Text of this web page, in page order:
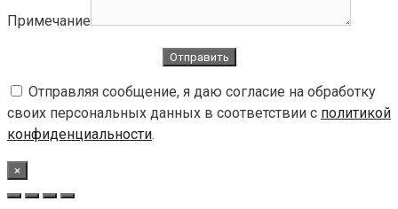
Примечание
Отправляя сообщение, я даю согласие на обработку
своих персональных данных в соответствии с политикой
конфиденциальности.
×